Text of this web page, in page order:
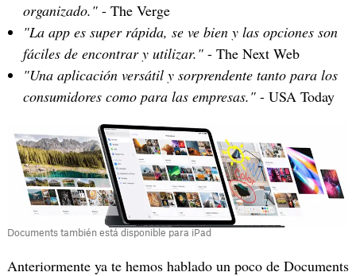
organizado."- The Verge
"La app es super rápida, se ve bien y las opciones son
fáciles de encontrar y utilizar."- The Next Web
"Una aplicación versátil y sorprendente tanto para los
consumidores como para las empresas."- USA Today
Documents también está disponible para iPad
Anteriormente ya te hemos hablado un poco de Documents